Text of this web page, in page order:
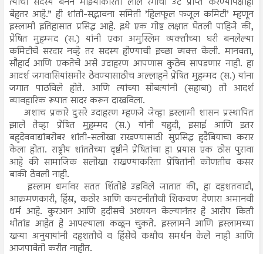
बेहतर आहे.” ही शांती-सद्भावना समिती ’हिलफूल फजूल कमिटी’ म्हणून
इस्लामी इतिहासात प्रसिद्ध आहे. इथे एक गोष्ट लक्षात घेतली पाहिजे की,
प्रेषित मुहम्मद (स.) यांनी एका अमुस्लिम व्यक्तीच्या घरी बनलेल्या
कमिटीचे सरदार नव्हे तर सदस्य होण्याची इच्छा व्यक्त केली. मानवता,
सौहार्द आणि एकतेचे असे उदाहरण आपणास कुठेच सापडणार नाही. हा
आदर्श जगवासियांसमोर ठेवण्यासाठीच अल्लाहने प्रेषित मुहम्मद (स.) यांना
जगात पाठविले होते. आणि त्यांच्या सोबत्यांनी (सहाबा) तो आदर्श
व्यावहारिक रूपात सादर करून दाखविला.
अशाच प्रकारे दुसरे उदाहरण म्हणजे जेव्हा इस्लामी शासन प्रस्थापित
झाले तेव्हा प्रेषित मुहम्मद (स.) यांनी यहुदी, इसाई आणि इतर
बहुदेववाद्यांबरोबर शांती-सलोखा राखण्यासाठी सुप्रसिद्ध हुदैबियाचा करार
केला होता. राष्ट्रीय शांततेच्या दृष्टीने प्रेषितांचा हा प्रयास एक ठोस पुरावा
आहे की सामाजिक सलोखा राखण्याकरिता प्रेषितांनी कोणतीच कसर
बाकी ठेवली नाही.
इस्लाम धर्मावर सतत शिंतोडे उडविले जातात की, हा दहशतवादी,
आक्रमणकारी, हिंस्र, कठोर आणि कपटनीतीची शिकवण देणारा अमानवी
धर्म आहे. कुरआन आणि हदीसचे अध्ययन केल्यानंतर हे आरोप किती
थोतांड आहेत हे आपल्याला कळून चुकते. इस्लामने आणि इस्लामच्या
खऱ्या अनुयायांनी दहशतीचे व हिंसेचे कधीच समर्थन केले नाही आणि
आजपावेतो करीत नाहीत.